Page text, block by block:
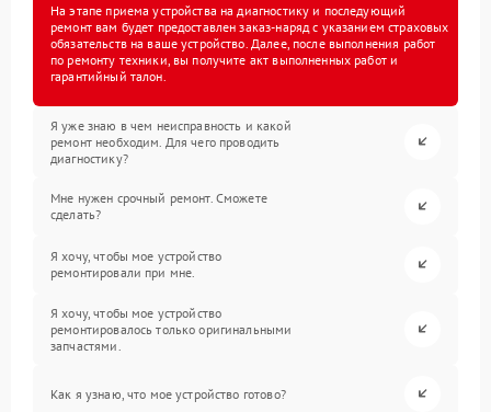
На этапе приема устройства на диагностику и последующий
ремонт вам будет предоставлен заказ-наряд с указанием страховых
обязательств на ваше устройство. Далее, после выполнения работ
по ремонту техники, вы получите акт выполненных работ и
гарантийный талон.
Я уже знаю в чем неисправность и какой
ремонт необходим. Для чего проводить
диагностику?
Мне нужен срочный ремонт. Сможете
сделать?
Я хочу, чтобы мое устройство
ремонтировали при мне.
Я хочу, чтобы мое устройство
ремонтировалось только оригинальными
запчастями.
Как я узнаю, что мое устройство готово?